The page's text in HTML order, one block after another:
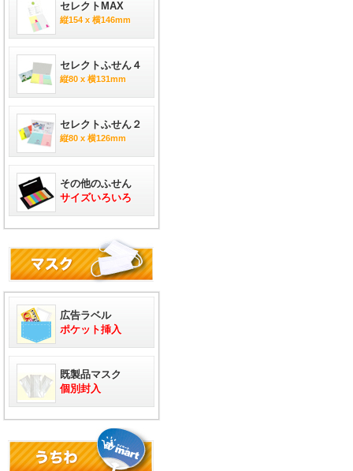
セレクトMAX
縦154 x 横146mm
セレクトふせん４
縦80 x 横131mm
セレクトふせん２
縦80 x 横126mm
その他のふせん
サイズいろいろ
広告ラベル
ポケット挿入
既製品マスク
個別封入